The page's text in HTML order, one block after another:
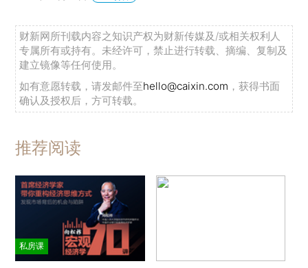
财新网所刊载内容之知识产权为财新传媒及/或相关权利人
专属所有或持有。未经许可，禁止进行转载、摘编、复制及
建立镜像等任何使用。
如有意愿转载，请发邮件至hello@caixin.com ，获得书面
确认及授权后，方可转载。
推荐阅读
私房课